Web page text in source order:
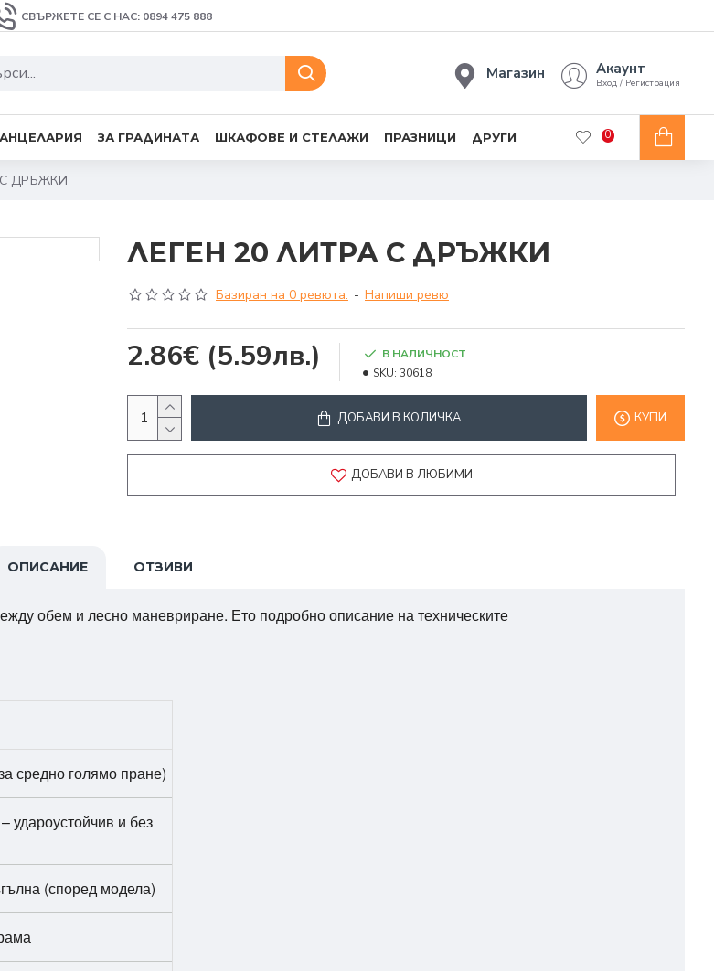
СВЪРЖЕТЕ СЕ С НАС: 0894 475 888
Магазин Акаунт
Вход / Регистрация
ЗА ГРАДИНАТА ШКАФОВЕ И СТЕЛАЖИ ПРАЗНИЦИ ДРУГИ 0
ДРЪЖКИ
ЛЕГЕН 20 ЛИТРА С ДРЪЖКИ
Базиран на 0 ревюта. - Напиши ревю
2.86€ (5.59лв.)
В НАЛИЧНОСТ
SKU: 30618
ДОБАВИ В КОЛИЧКА КУПИ
ДОБАВИ В ЛЮБИМИ
ОПИСАНИЕ ОТЗИВИ
обем и лесно маневриране. Ето подробно описание на техническите
средно голямо пране)
удароустойчив и без
(според модела)